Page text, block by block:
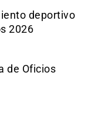
deportivo
2026
de Oficios